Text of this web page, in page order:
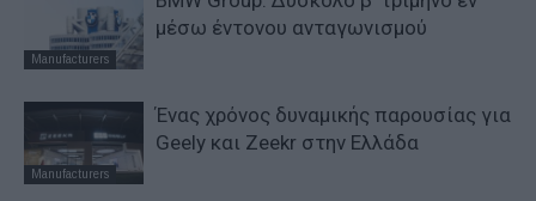
Manufacturers
μέσω έντονου ανταγωνισμού
Manufacturers
Ένας χρόνος δυναμικής παρουσίας για
Geely και Zeekr στην Ελλάδα